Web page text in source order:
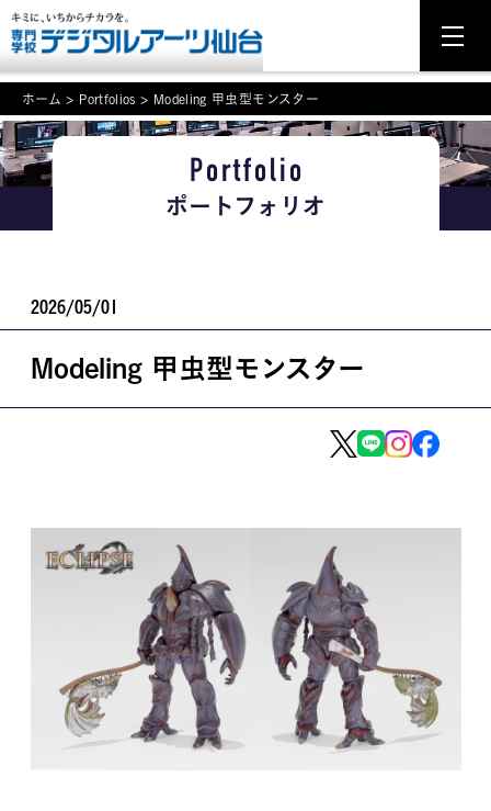
NEWS
学科・専攻案内
学校案内
就職・資格
MOVIE
留学生のみなさま
保護者のみなさま
企業のみなさま
卒業生のみなさま
ホーム > Portfolios > Modeling 甲虫型モンスター
Portfolio
ポートフォリオ
2026/05/01
Modeling 甲虫型モンスター